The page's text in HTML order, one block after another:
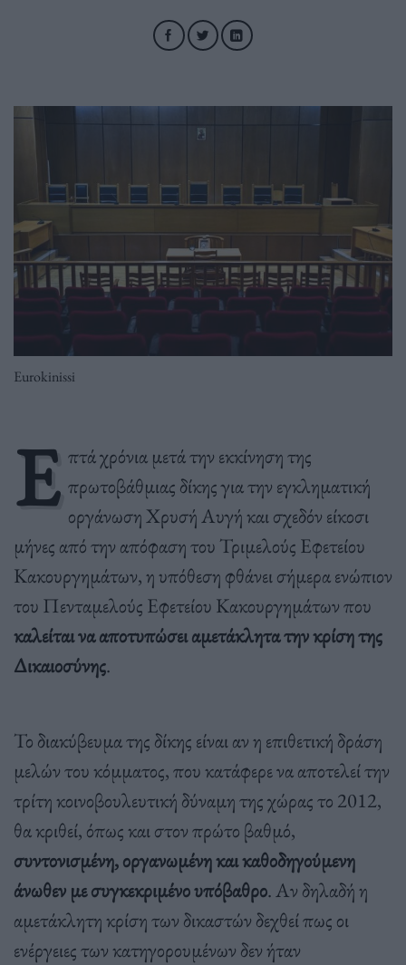
Eurokinissi
Ε πτά χρόνια μετά την εκκίνηση της
πρωτοβάθμιας δίκης για την εγκληματική
οργάνωση Χρυσή Αυγή και σχεδόν είκοσι
μήνες από την απόφαση του Τριμελούς Εφετείου
Κακουργημάτων, η υπόθεση φθάνει σήμερα ενώπιον
του Πενταμελούς Εφετείου Κακουργημάτων που
καλείται να αποτυπώσει αμετάκλητα την κρίση της
Δικαιοσύνης.
Το διακύβευμα της δίκης είναι αν η επιθετική δράση
μελών του κόμματος, που κατάφερε να αποτελεί την
τρίτη κοινοβουλευτική δύναμη της χώρας το 2012,
θα κριθεί, όπως και στον πρώτο βαθμό,
συντονισμένη, οργανωμένη και καθοδηγούμενη
άνωθεν με συγκεκριμένο υπόβαθρο. Αν δηλαδή η
αμετάκλητη κρίση των δικαστών δεχθεί πως οι
ενέργειες των κατηγορουμένων δεν ήταν